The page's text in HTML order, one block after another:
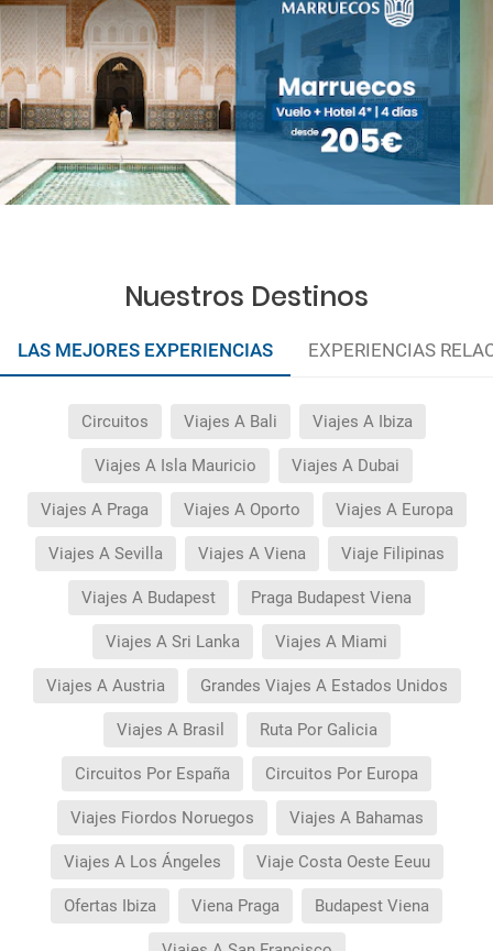
Nuestros Destinos
LAS MEJORES EXPERIENCIAS EXPERIENCIAS
Circuitos Viajes A Bali Viajes A Ibiza
Viajes A Isla Mauricio Viajes A Dubai
Viajes A Praga Viajes A Oporto Viajes A Europa
Viajes A Sevilla Viajes A Viena Viaje Filipinas
Viajes A Budapest Praga Budapest Viena
Viajes A Sri Lanka Viajes A Miami
Viajes A Austria Grandes Viajes A Estados Unidos
Viajes A Brasil Ruta Por Galicia
Circuitos Por España Circuitos Por Europa
Viajes Fiordos Noruegos Viajes A Bahamas
Viajes A Los Ángeles Viaje Costa Oeste Eeuu
Ofertas Ibiza Viena Praga Budapest Viena